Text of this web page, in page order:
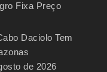
Fixa Preço
Daciolo Tem
de 2026